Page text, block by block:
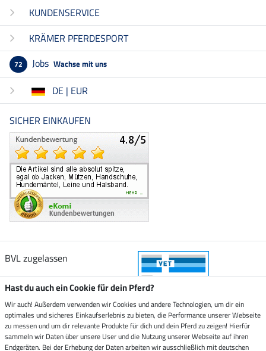
KUNDENSERVICE
KRÄMER PFERDESPORT
72 Jobs Wachse mit uns
DE | EUR
SICHER EINKAUFEN
BVL zugelassen
Zustellung durch
Hast du auch ein Cookie für dein Pferd?
Wir auch! Außerdem verwenden wir Cookies und andere Technologien, um dir ein
optimales und sicheres Einkaufserlebnis zu bieten, die Performance unserer Webseite
zu messen und um dir relevante Produkte für dich und dein Pferd zu zeigen! Hierfür
sammeln wir Daten über unsere User und die Nutzung unserer Webseite auf ihren
Endgeräten. Bei der Erhebung der Daten arbeiten wir ausschließlich mit deutschen